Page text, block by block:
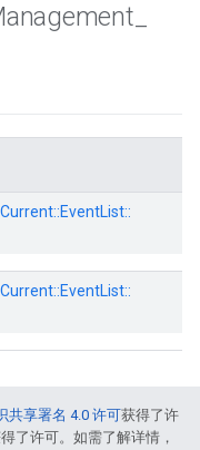
EventList::
EventList::
共享署名 4.0 许可获得了许
了许可。如需了解详情，